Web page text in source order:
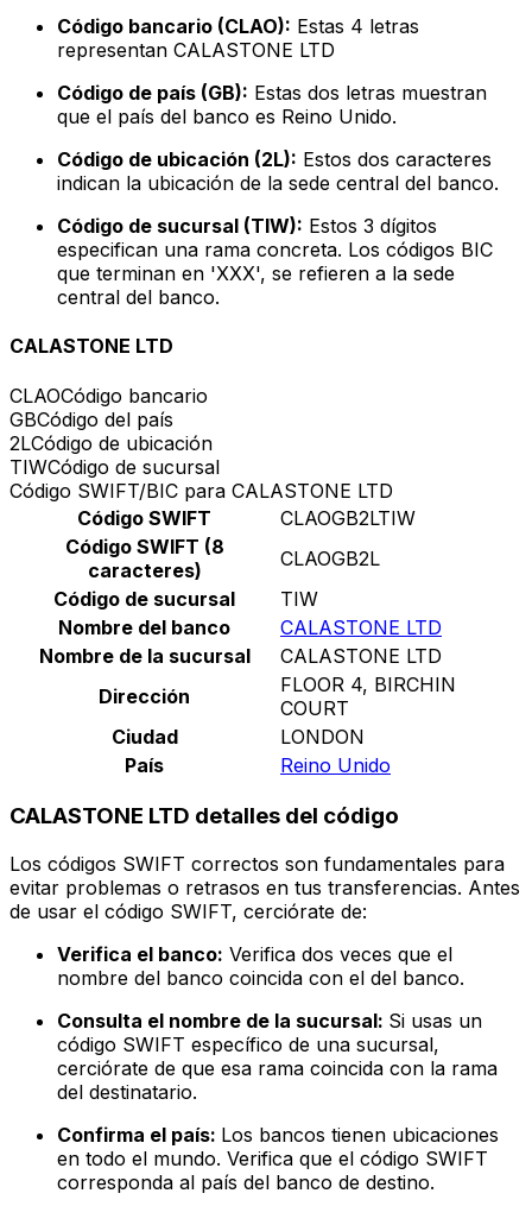
Código bancario (CLAO): Estas 4 letras
representan CALASTONE LTD
Código de país (GB): Estas dos letras muestran
que el país del banco es Reino Unido.
Código de ubicación (2L): Estos dos caracteres
indican la ubicación de la sede central del banco.
Código de sucursal (TIW): Estos 3 dígitos
especifican una rama concreta. Los códigos BIC
que terminan en 'XXX', se refieren a la sede
central del banco.
CALASTONE LTD
CLAOCódigo bancario
GBCódigo del país
2LCódigo de ubicación
TIWCódigo de sucursal
Código SWIFT/BIC para CALASTONE LTD
Código SWIFT
CLAOGB2LTIW
Código SWIFT (8
caracteres)
CLAOGB2L
Código de sucursal
TIW
Nombre del banco
CALASTONE LTD
Nombre de la sucursal
CALASTONE LTD
Dirección
FLOOR 4, BIRCHIN
COURT
Ciudad
LONDON
País
Reino Unido
CALASTONE LTD detalles del código
Los códigos SWIFT correctos son fundamentales para
evitar problemas o retrasos en tus transferencias. Antes
de usar el código SWIFT, cerciórate de:
Verifica el banco: Verifica dos veces que el
nombre del banco coincida con el del banco.
Consulta el nombre de la sucursal: Si usas un
código SWIFT específico de una sucursal,
cerciórate de que esa rama coincida con la rama
del destinatario.
Confirma el país: Los bancos tienen ubicaciones
en todo el mundo. Verifica que el código SWIFT
corresponda al país del banco de destino.